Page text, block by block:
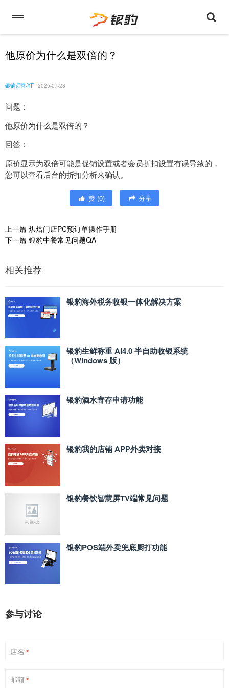
他原价为什么是双倍的？
银豹运营-YF 2025-07-28
问题：
他原价为什么是双倍的？
回答：
原价显示为双倍可能是促销设置或者会员折扣设置有误导致的，
您可以查看后台的折扣分析来确认。
赞 (0) 分享
上一篇 烘焙门店PC预订单操作手册
下一篇 银豹中餐常见问题QA
相关推荐
银豹海外税务收银一体化解决方案
银豹生鲜称重 AI4.0 半自助收银系统
（Windows 版）
银豹酒水寄存申请功能
银豹我的店铺 APP外卖对接
银豹餐饮智慧屏TV端常见问题
银豹POS端外卖兜底厨打功能
参与讨论
店名 *
邮箱 *